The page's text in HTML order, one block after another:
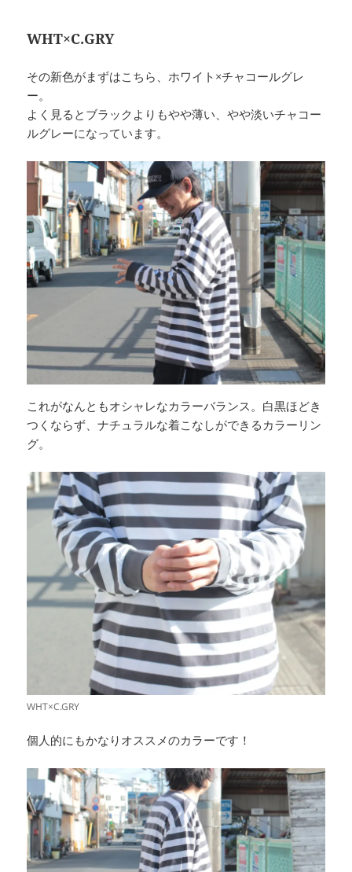
WHT×C.GRY
その新色がまずはこちら、ホワイト×チャコールグレ
ー。
よく見るとブラックよりもやや薄い、やや淡いチャコー
ルグレーになっています。
これがなんともオシャレなカラーバランス。白黒ほどき
つくならず、ナチュラルな着こなしができるカラーリン
グ。
WHT×C.GRY
個人的にもかなりオススメのカラーです！